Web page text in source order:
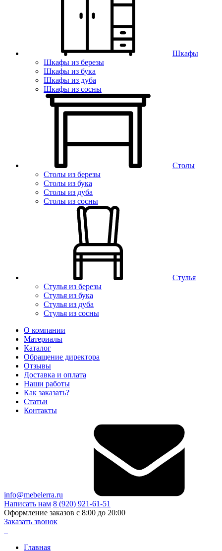
Шкафы
Шкафы из березы
Шкафы из бука
Шкафы из дуба
Шкафы из сосны
Столы
Столы из березы
Столы из бука
Столы из дуба
Столы из сосны
Стулья
Стулья из березы
Стулья из бука
Стулья из дуба
Стулья из сосны
О компании
Материалы
Каталог
Обращение директора
Отзывы
Доставка и оплата
Наши работы
Как заказать?
Статьи
Контакты
info@mebelerra.ru
Написать нам 8 (920) 921-61-51
Оформление заказов с 8:00 до 20:00
Заказать звонок
Главная